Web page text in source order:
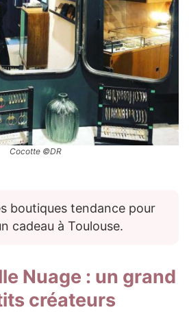
Cocotte ©DR
boutiques tendance pour
cadeau à Toulouse.
Nuage : un grand
créateurs